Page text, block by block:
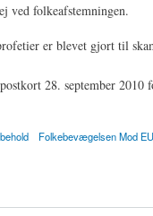
ved folkeafstemningen.
er blevet gjort til
Folkebevægelsen Mod EU